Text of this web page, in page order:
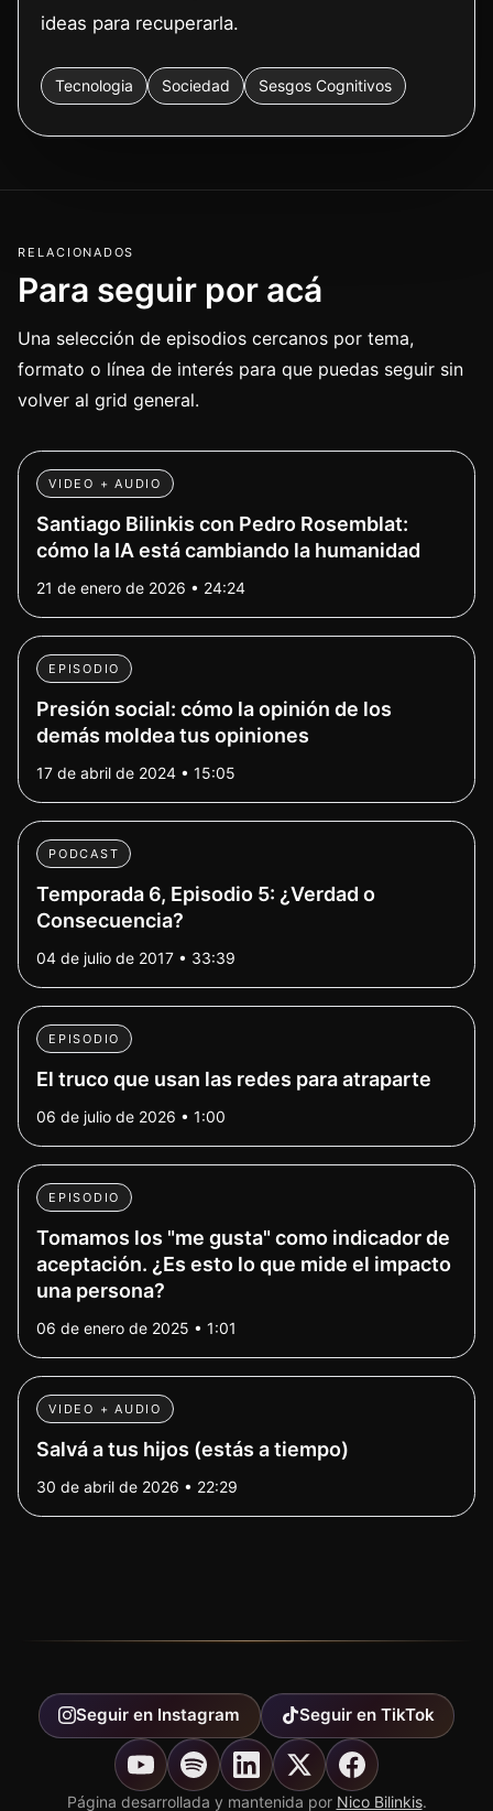
ideas para recuperarla.
Tecnologia Sociedad Sesgos Cognitivos
RELACIONADOS
Para seguir por acá
Una selección de episodios cercanos por tema,
formato o línea de interés para que puedas seguir sin
volver al grid general.
VIDEO + AUDIO
Santiago Bilinkis con Pedro Rosemblat:
cómo la IA está cambiando la humanidad
21 de enero de 2026 • 24:24
EPISODIO
Presión social: cómo la opinión de los
demás moldea tus opiniones
17 de abril de 2024 • 15:05
PODCAST
Temporada 6, Episodio 5: ¿Verdad o
Consecuencia?
04 de julio de 2017 • 33:39
EPISODIO
El truco que usan las redes para atraparte
06 de julio de 2026 • 1:00
EPISODIO
Tomamos los "me gusta" como indicador de
aceptación. ¿Es esto lo que mide el impacto
una persona?
06 de enero de 2025 • 1:01
VIDEO + AUDIO
Salvá a tus hijos (estás a tiempo)
30 de abril de 2026 • 22:29
Seguir en Instagram Seguir en TikTok
Página desarrollada y mantenida por Nico Bilinkis.